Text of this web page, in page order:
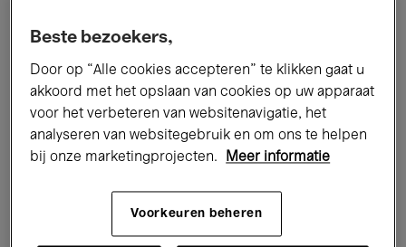
Tentoonstellingen Films
Performances Lezingen & Debatten
Jazz Klassieke Muziek Global Music
Elektronische Muziek
Beste bezoekers,
Door op “Alle cookies accepteren” te klikken gaat u
akkoord met het opslaan van cookies op uw apparaat
voor het verbeteren van websitenavigatie, het
analyseren van websitegebruik en om ons te helpen
bij onze marketingprojecten.
Meer informatie
Voorkeuren beheren